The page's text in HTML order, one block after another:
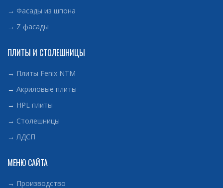
→ Фасады из шпона
→ Z фасады
ПЛИТЫ И СТОЛЕШНИЦЫ
→ Плиты Fenix NTM
→ Акриловые плиты
→ HPL плиты
→ Столешницы
→ ЛДСП
МЕНЮ САЙТА
→ Производство